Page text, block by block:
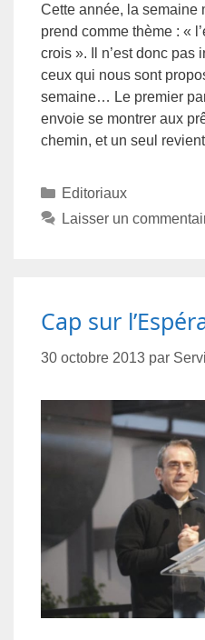
Cette année, la semaine
prend comme thème : «
crois ». Il n’est donc pas
ceux qui nous sont
semaine… Le premier
envoie se montrer aux
chemin, et un seul
Editoriaux
Laisser un
Cap sur
30 octobre 2013 par